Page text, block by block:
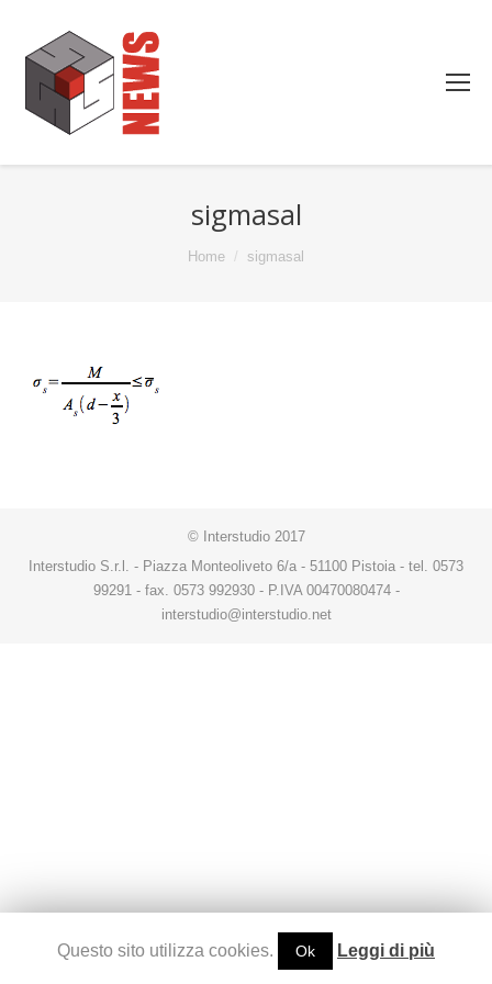
sigmasal
Home sigmasal
© Interstudio 2017
Interstudio S.r.l. - Piazza Monteoliveto 6/a - 51100 Pistoia - tel. 0573
99291 - fax. 0573 992930 - P.IVA 00470080474 -
interstudio@interstudio.net
Questo sito utilizza cookies. Ok Leggi di più